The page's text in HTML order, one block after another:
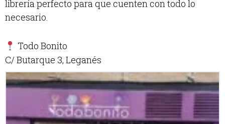
librería perfecto para que cuenten con todo lo
necesario.
Todo Bonito
C/ Butarque 3, Leganés